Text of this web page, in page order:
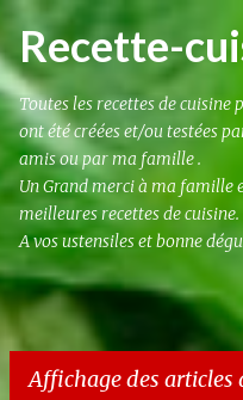
Accéder
Recette-
Toutes les recettes de cuisine
ont été créées et/ou testées
amis ou par ma famille .
Un Grand merci à ma famille
meilleures recettes de cuisine.
A vos ustensiles et bonne
Affichage des